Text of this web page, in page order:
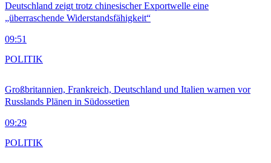
Deutschland zeigt trotz chinesischer Exportwelle eine
„überraschende Widerstandsfähigkeit“
09:51
Großbritannien, Frankreich, Deutschland und Italien warnen vor
Russlands Plänen in Südossetien
09:29
POLITIK
POLITIK